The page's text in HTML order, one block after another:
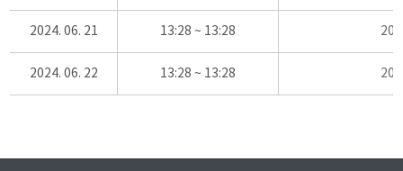
2024. 06. 21 13:28 ~ 13:28
2024. 06. 22 13:28 ~ 13:28